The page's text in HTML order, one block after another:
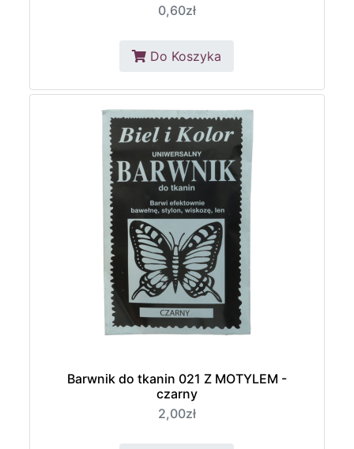
0,60zł
Do Koszyka
Barwnik do tkanin 021 Z MOTYLEM -
czarny
2,00zł